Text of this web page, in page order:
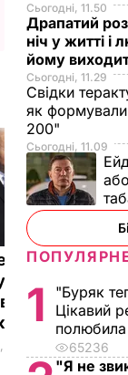
на
Ми
наші
та союзи
19.24 СВІТ
Сьогодні, 11.50
Драпатий
ніч у житті
йому
Сьогодні, 11.29
Свідки
як
200"
Сьогодні, 11.09
1
"Буряк
Цікавий
65236
"Я не